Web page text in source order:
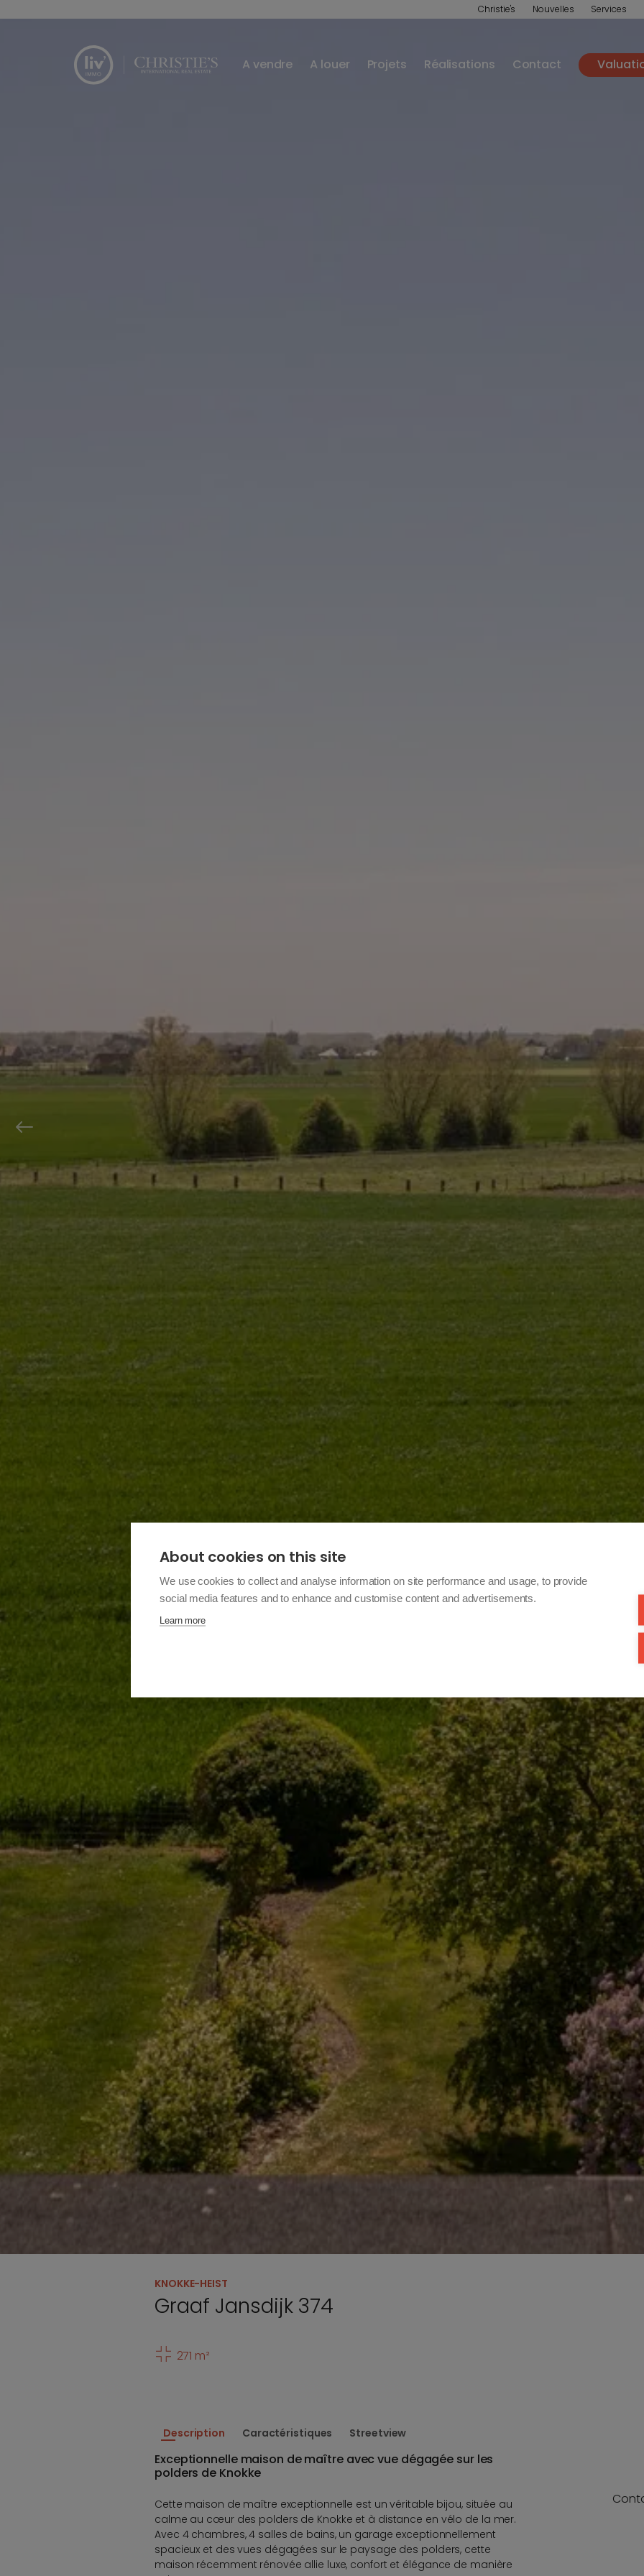
Christie's Nouvelles Services
A vendre A louer Projets Réalisations Contact
KNOKKE-HEIST
Graaf Jansdijk 374
271 m²
Description Caractéristiques Streetview
Exceptionnelle maison de maître avec vue dégagée sur les
polders de Knokke
Cette maison de maître exceptionnelle est un véritable bijou, située au
calme au cœur des polders de Knokke et à distance en vélo de la mer.
Avec 4 chambres, 4 salles de bains, un garage exceptionnellement
spacieux et des vues dégagées sur le paysage des polders, cette
maison récemment rénovée allie luxe, confort et élégance de manière
About cookies on this site
We use cookies to collect and analyse information on site performance and usage, to provide
social media features and to enhance and customise content and advertisements.
Learn more